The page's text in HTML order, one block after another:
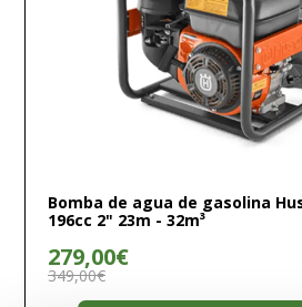
Bomba de agua de gasolina
196cc 2" 23m - 32m³
279,00€
349,00€